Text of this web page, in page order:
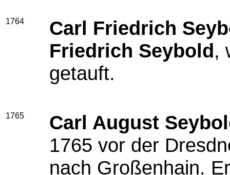
1764
Carl Friedrich
Friedrich Seybold,
getauft.
1765
Carl August
1765 vor der
nach Großenhain.